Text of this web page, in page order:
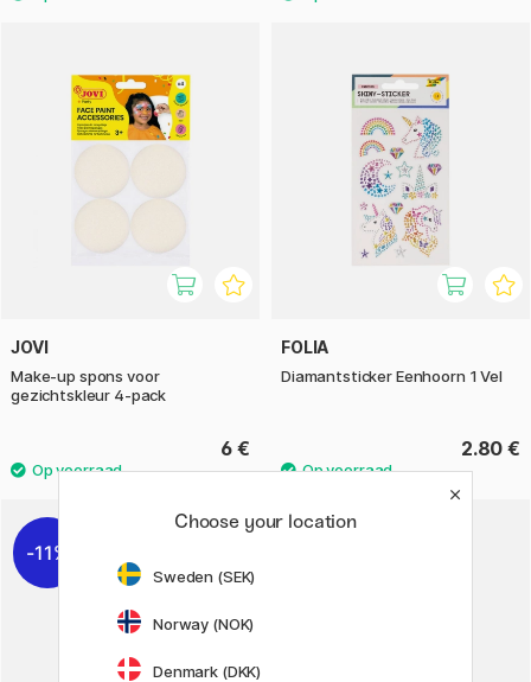
JOVI
Make-up spons voor
gezichtskleur 4-pack
6 €
FOLIA
Diamantsticker Eenhoorn 1 Vel
2.80 €
2
11%
Choose your location
Sweden (SEK)
Norway (NOK)
Denmark (DKK)